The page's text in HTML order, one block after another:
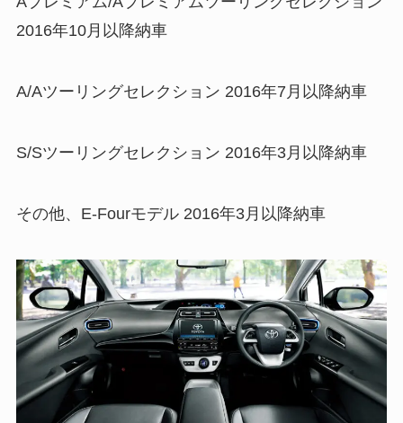
2016年10月以降納車
A/Aツーリングセレクション 2016年7月以降納車
S/Sツーリングセレクション 2016年3月以降納車
その他、E-Fourモデル 2016年3月以降納車